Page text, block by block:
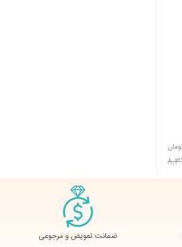
ضمانت تعویض و مرجوعی